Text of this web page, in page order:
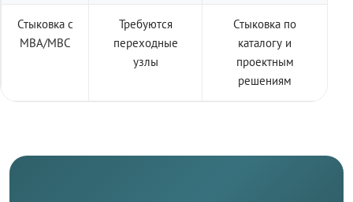
Стыковка с
МВА/МВС
Требуются
переходные
узлы
Стыковка по
каталогу и
проектным
решениям